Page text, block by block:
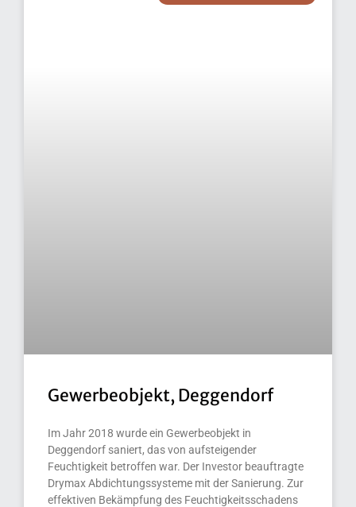
Gewerbeobjekt, Deggendorf
Im Jahr 2018 wurde ein Gewerbeobjekt in
Deggendorf saniert, das von aufsteigender
Feuchtigkeit betroffen war. Der Investor beauftragte
Drymax Abdichtungssysteme mit der Sanierung. Zur
effektiven Bekämpfung des Feuchtigkeitsschadens